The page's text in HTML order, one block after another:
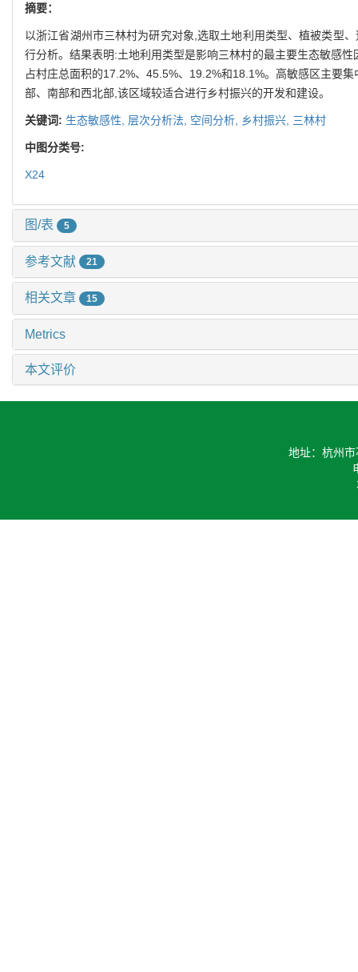
摘要：
以浙江省湖州市三林村为研究对象,选取土地利用类型、植被类型
行分析。结果表明:土地利用类型是影响三林村的最主要生态敏感
占村庄总面积的17.2%、45.5%、19.2%和18.1%。高敏感区主要
部、南部和西北部,该区域较适合进行乡村振兴的开发和建设。
关键词: 生态敏感性, 层次分析法, 空间分析, 乡村振兴, 三林村
中图分类号:
X24
图/表 5
参考文献 21
相关文章 15
Metrics
本文评价
地址：杭州